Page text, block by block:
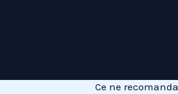
Ce ne recomanda